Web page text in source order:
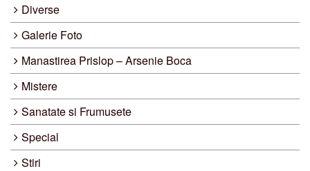
Diverse
Galerie Foto
Manastirea Prislop – Arsenie Boca
Mistere
Sanatate si Frumusete
Special
Stiri